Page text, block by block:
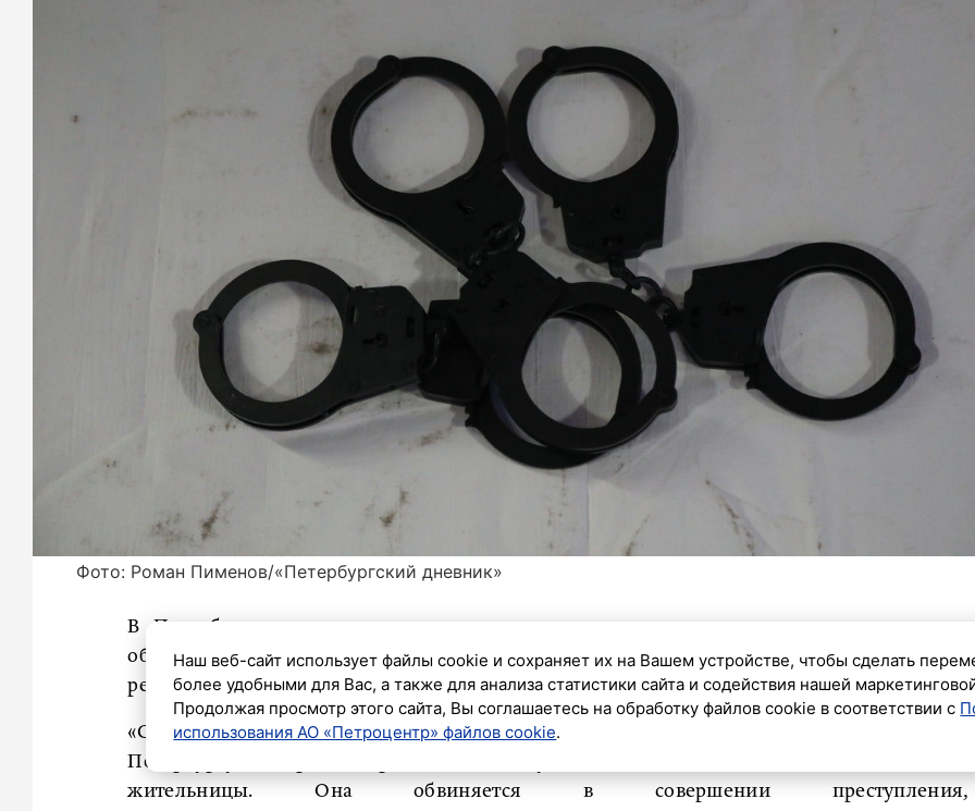
Фото: Роман Пименов/«Петербургский дневник»
В Петербурге завершено расследование уголовного дела в отношении горожанки,
обвиняемой в фейках о Российской армии, сообщает 4 сентября пресс-служба
регионального управления Следственного комитета РФ.
«Следственным отделом по Московскому району ГСУ СК России по городу Санкт-
Петербургу завершено расследование уголовного дела в отношении местной
жительницы. Она обвиняется в совершении преступления,
Наш веб-сайт использует файлы cookie и сохраняет их на Вашем устройстве, чтобы сделать
более удобными для Вас, а также для анализа статистики сайта и содействия нашей
Продолжая просмотр этого сайта, Вы соглашаетесь на обработку файлов cookie в соответствии с
использования АО «Петроцентр» файлов cookie.